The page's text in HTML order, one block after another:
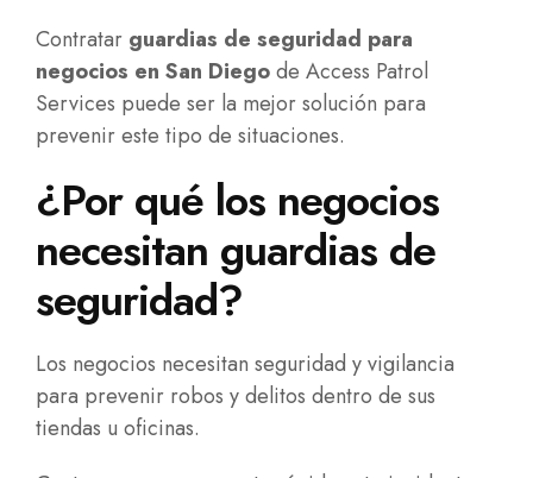
Contratar guardias de seguridad para
negocios en San Diegode Access Patrol
Services puede ser la mejor solución para
prevenir este tipo de situaciones.
¿Por qué los negocios
necesitan guardias de
seguridad?
Los negocios necesitan seguridad y vigilancia
para prevenir robos y delitos dentro de sus
tiendas u oficinas.